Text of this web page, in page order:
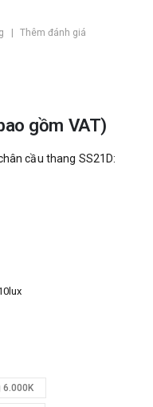
| Thêm đánh giá
gồm VAT)
cầu thang SS21D:
6.000K